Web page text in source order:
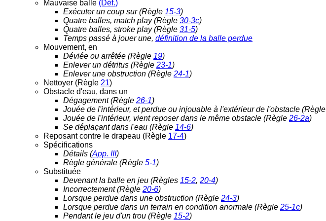
Mauvaise balle (Déf.)
Exécuter un coup sur (Règle 15-3)
Quatre balles, match play (Règle 30-3c)
Quatre balles, stroke play (Règle 31-5)
Temps passé à jouer une, définition de la balle perdue
Mouvement, en
Déviée ou arrêtée (Règle 19)
Enlever un détritus (Règle 23-1)
Enlever une obstruction (Règle 24-1)
Nettoyer (Règle 21)
Obstacle d'eau, dans un
Dégagement (Règle 26-1)
Jouée de l'intérieur, et perdue ou injouable à l'extérieur de l'obstacle (Règle
Jouée de l'intérieur, vient reposer dans le même obstacle (Règle 26-2a)
Se déplaçant dans l'eau (Règle 14-6)
Reposant contre le drapeau (Règle 17-4)
Spécifications
Détails (App. III)
Règle générale (Règle 5-1)
Substituée
Devenant la balle en jeu (Règles 15-2, 20-4)
Incorrectement (Règle 20-6)
Lorsque perdue dans une obstruction (Règle 24-3)
Lorsque perdue dans un terrain en condition anormale (Règle 25-1c)
Pendant le jeu d'un trou (Règle 15-2)